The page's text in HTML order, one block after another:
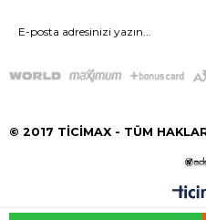
© 2017 TİCİMAX - TÜM